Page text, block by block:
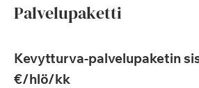
Palvelupaketti
Kevytturva-palvelupaketin
€/hlö/kk